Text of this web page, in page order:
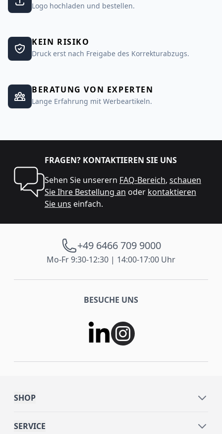
Logo hochladen und bestellen.
KEIN RISIKO
Druck erst nach Freigabe des Korrekturabzugs.
BERATUNG VON EXPERTEN
Lange Erfahrung mit Werbeartikeln.
FRAGEN? KONTAKTIEREN SIE UNS
Sehen Sie unserern FAQ-Bereich, schauen
Sie Ihre Bestellung an oder kontaktieren
Sie uns einfach.
+49 6466 709 9000
Mo-Fr 9:30-12:30 | 14:00-17:00 Uhr
BESUCHE UNS
SHOP
SERVICE